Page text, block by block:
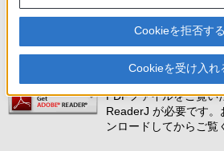
USBディスプレイ入力時
PDFファイルをご覧い
ReaderJ が必要です。
ンロードしてからご覧
Cookieを拒否する
Cookieを受け入れ